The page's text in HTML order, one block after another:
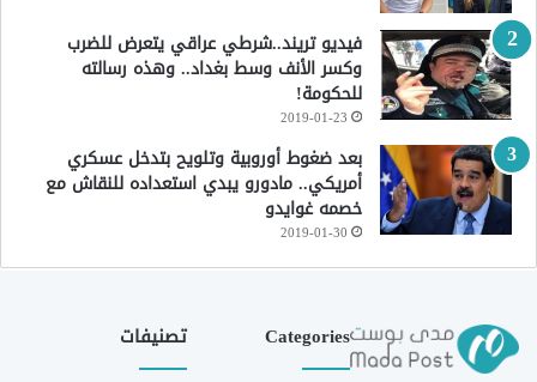
فيديو تريند..شرطي عراقي يتعرض للضرب
وكسر الأنف وسط بغداد.. وهذه رسالته
للحكومة!
2019-01-23
بعد ضغوط أوروبية وتلويح بتدخل عسكري
أمريكي.. مادورو يبدي استعداده للنقاش مع
خصمه غوايدو
2019-01-30
Categories تصنيفات